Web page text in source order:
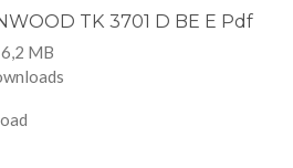
TK 3701 D BE E Pdf
MB